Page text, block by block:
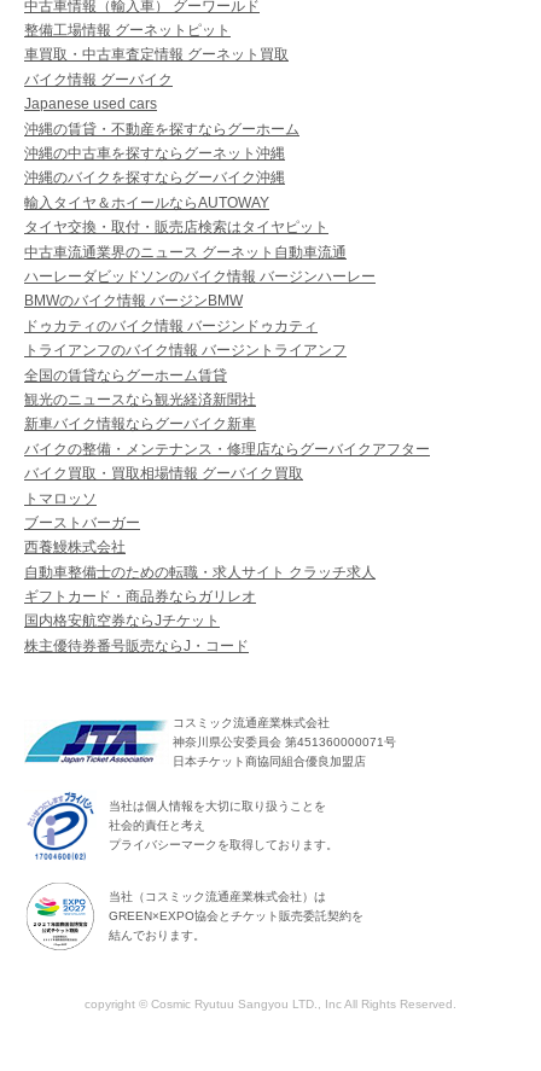
中古車情報（輸入車） グーワールド
整備工場情報 グーネットピット
車買取・中古車査定情報 グーネット買取
バイク情報 グーバイク
Japanese used cars
沖縄の賃貸・不動産を探すならグーホーム
沖縄の中古車を探すならグーネット沖縄
沖縄のバイクを探すならグーバイク沖縄
輸入タイヤ＆ホイールならAUTOWAY
タイヤ交換・取付・販売店検索はタイヤピット
中古車流通業界のニュース グーネット自動車流通
ハーレーダビッドソンのバイク情報 バージンハーレー
BMWのバイク情報 バージンBMW
ドゥカティのバイク情報 バージンドゥカティ
トライアンフのバイク情報 バージントライアンフ
全国の賃貸ならグーホーム賃貸
観光のニュースなら観光経済新聞社
新車バイク情報ならグーバイク新車
バイクの整備・メンテナンス・修理店ならグーバイクアフター
バイク買取・買取相場情報 グーバイク買取
トマロッソ
ブーストバーガー
西養鰻株式会社
自動車整備士のための転職・求人サイト クラッチ求人
ギフトカード・商品券ならガリレオ
国内格安航空券ならJチケット
株主優待券番号販売ならJ・コード
コスミック流通産業株式会社
神奈川県公安委員会 第451360000071号
日本チケット商協同組合優良加盟店
当社は個人情報を大切に取り扱うことを
社会的責任と考え
プライバシーマークを取得しております。
当社（コスミック流通産業株式会社）は
GREEN×EXPO協会とチケット販売委託契約を
結んでおります。
copyright © Cosmic Ryutuu Sangyou LTD., Inc All Rights Reserved.